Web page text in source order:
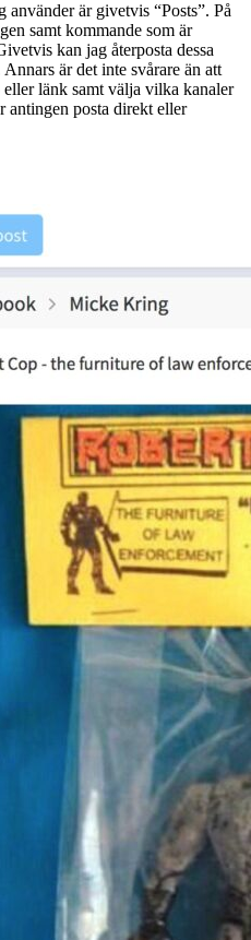
är givetvis “Posts”. På
samt kommande som är
kan jag återposta dessa
är det inte svårare än att
länk samt välja vilka kanaler
antingen posta direkt eller